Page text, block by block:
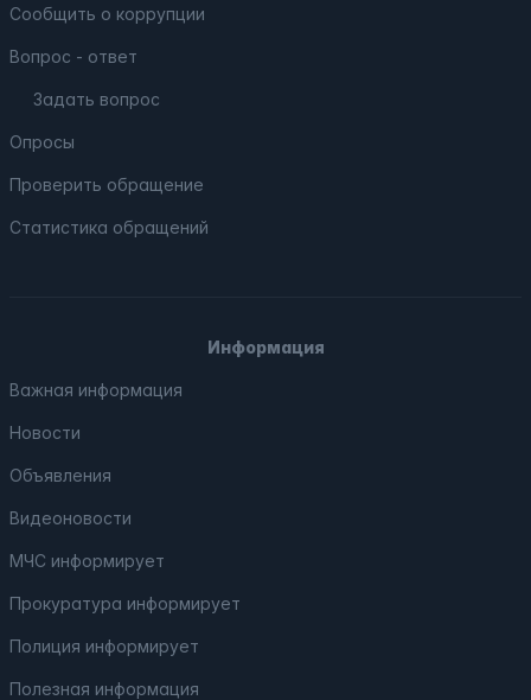
Сообщить о коррупции
Вопрос - ответ
Задать вопрос
Опросы
Проверить обращение
Статистика обращений
Информация
Важная информация
Новости
Объявления
Видеоновости
МЧС информирует
Прокуратура информирует
Полиция информирует
Полезная информация